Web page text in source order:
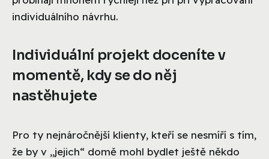
individuálního návrhu.
Individuální projekt doceníte v
momentě, kdy se do něj
nastěhujete
Pro ty nejnáročnější klienty, kteří se nesmíří s tím,
že by v „jejich“ domě mohl bydlet ještě někdo